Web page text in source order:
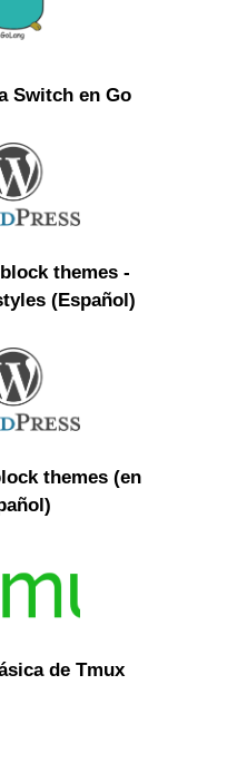
Switch en Go
themes -
(Español)
themes (en
de Tmux